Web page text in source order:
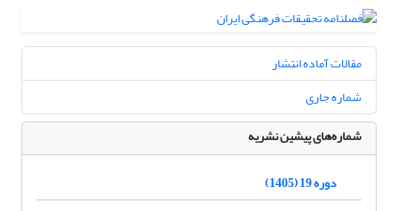
مقالات آماده انتشار
شماره جاری
شماره‌های پیشین نشریه
دوره 19 (1405)